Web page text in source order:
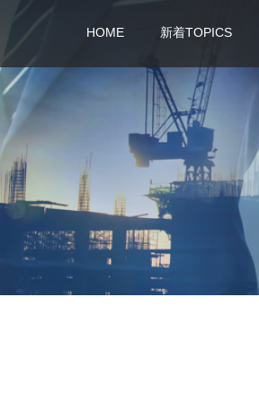
HOME 新着TOPICS